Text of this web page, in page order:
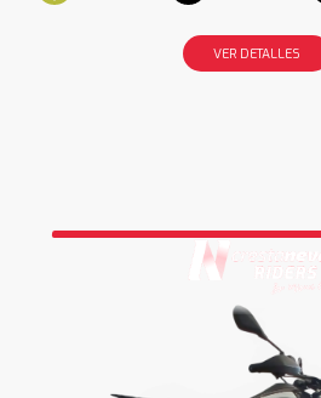
VER DETALLES